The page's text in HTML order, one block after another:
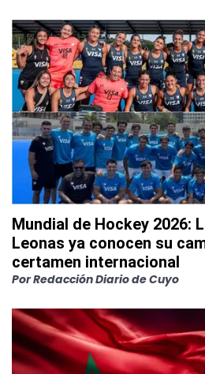
Mundial de Hockey 2026:
Leonas ya conocen su
certamen internacional
PorRedacción Diario de Cuyo